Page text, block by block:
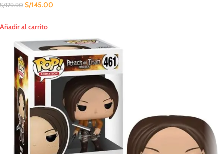
S/179.90 S/145.00
Añadir al carrito